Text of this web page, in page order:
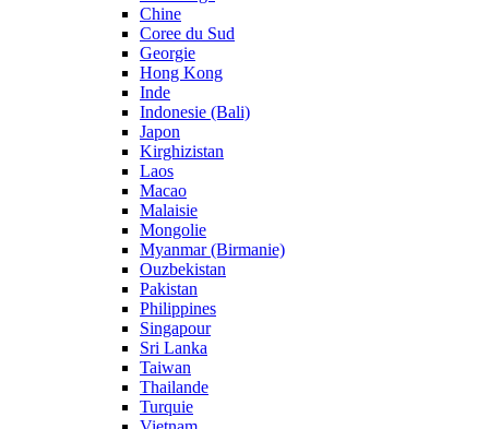
Chine
Coree du Sud
Georgie
Hong Kong
Inde
Indonesie (Bali)
Japon
Kirghizistan
Laos
Macao
Malaisie
Mongolie
Myanmar (Birmanie)
Ouzbekistan
Pakistan
Philippines
Singapour
Sri Lanka
Taiwan
Thailande
Turquie